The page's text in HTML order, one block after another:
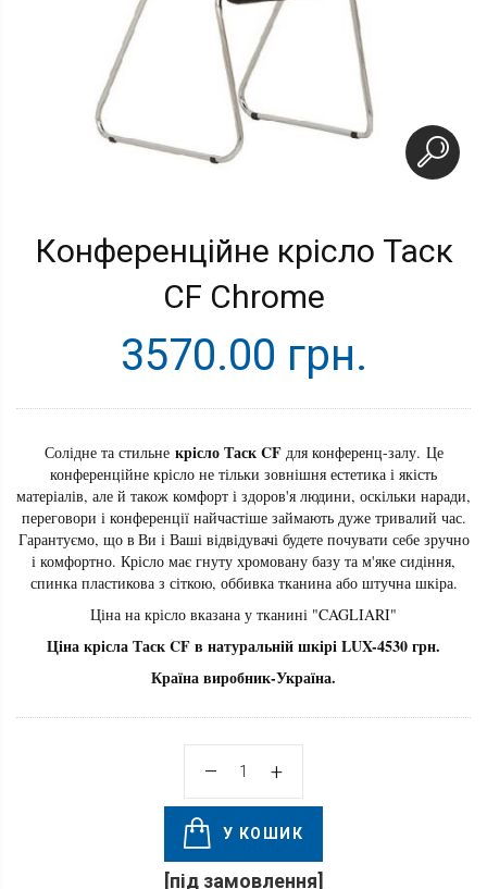
Конференційне крісло Таск
CF Chrome
3570.00 грн.
Солідне та стильне крісло Таск CFдля конференц-залу. Це
конференційне крісло не тільки зовнішня естетика і якість
матеріалів, але й також комфорт і здоров'я людини, оскільки наради,
переговори і конференції найчастіше займають дуже тривалий час.
Гарантуємо, що в Ви і Ваші відвідувачі будете почувати себе зручно
і комфортно. Крісло має гнуту хромовану базу та м'яке сидіння,
спинка пластикова з сіткою, оббивка тканина або штучна шкіра.
Ціна на крісло вказана у тканині "CAGLIARI"
Ціна крісла Таск CF в натуральній шкірі LUX-4530 грн.
Країна виробник-Україна.
У КОШИК
[під замовлення]